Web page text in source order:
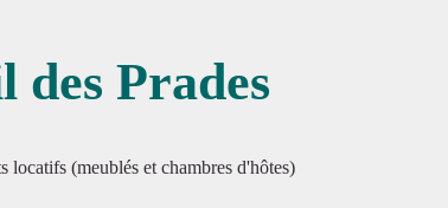
Prades
locatifs (meublés et chambres d'hôtes)